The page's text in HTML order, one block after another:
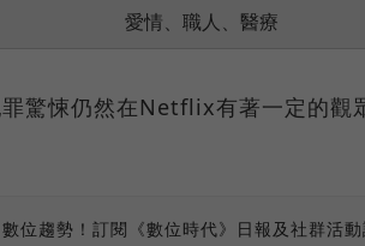
愛情、職人、醫療
驚悚仍然在Netflix有著一定的觀
位趨勢！訂閱《數位時代》日報及社群活動